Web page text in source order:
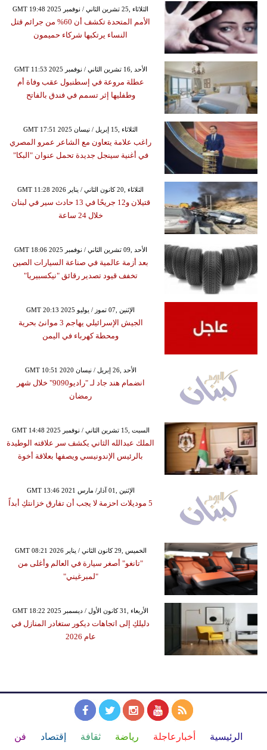
GMT 19:48 2025 الثلاثاء ,25 تشرين الثاني / نوفمبر
الأمم المتحدة تكشف أن 60% من جرائم قتل
النساء يرتكبها شركاء حميمون
GMT 11:53 2025 الأحد ,16 تشرين الثاني / نوفمبر
عطلة مروعة في إسطنبول عقب وفاة أم
وطفليها إثر تسمم في فندق بالفاتح
GMT 17:51 2025 الثلاثاء ,15 إبريل / نيسان
راغب علامة يتعاون مع الشاعر عمرو المصري
في أغنية سينجل جديدة تحمل عنوان "البكا"
GMT 11:28 2026 الثلاثاء ,20 كانون الثاني / يناير
قتيلان و12 جريحًا في 13 حادث سير في لبنان
خلال 24 ساعة
GMT 18:06 2025 الأحد ,09 تشرين الثاني / نوفمبر
بعد أزمة عالمية في صناعة السيارات الصين
تخفف قيود تصدير رقائق "نيكسبيريا"
GMT 20:13 2025 الإثنين ,07 تموز / يوليو
الجيش الإسرائيلي يهاجم 3 موانئ بحرية
ومحطة كهرباء في اليمن
GMT 10:51 2020 الأحد ,26 إبريل / نيسان
انضمام هند جاد لـ "راديو9090" خلال شهر
رمضان
GMT 14:48 2025 السبت ,15 تشرين الثاني / نوفمبر
الملك عبدالله الثاني يكشف سر علاقته الوطيدة
بالرئيس الإندونيسي ويصفها بعلاقة أخوة
GMT 13:46 2021 الإثنين ,01 آذار/ مارس
5 موديلات احزمة لا يجب أن تفارق خزانتكِ أبداً
GMT 08:21 2026 الخميس ,29 كانون الثاني / يناير
"تانغو" أصغر سيارة في العالم وأغلى من
"لمبرغيني"
GMT 18:22 2025 الأربعاء ,31 كانون الأول / ديسمبر
دليلكِ إلى اتجاهات ديكور ستغادر المنازل في
عام 2026
الرئيسية أخبارعاجلة رياضة ثقافة إقتصاد فن